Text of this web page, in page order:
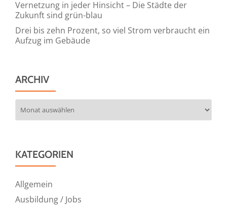
Vernetzung in jeder Hinsicht – Die Städte der
Zukunft sind grün-blau
Drei bis zehn Prozent, so viel Strom verbraucht ein
Aufzug im Gebäude
ARCHIV
KATEGORIEN
Allgemein
Ausbildung / Jobs